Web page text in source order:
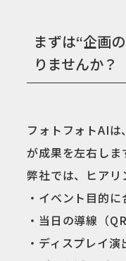
まずは“企画
りませんか？
フォトフォトAIは
が成果を左右しま
弊社では、ヒアリ
・イベント目的
・当日の導線（
・ディスプレイ演